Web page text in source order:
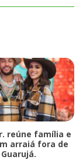
reúne família e
arraiá fora de